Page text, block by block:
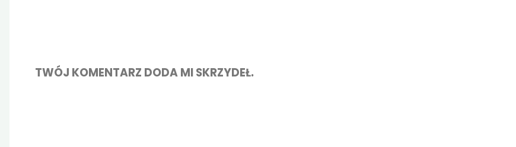
TWÓJ KOMENTARZ DODA MI SKRZYDEŁ.